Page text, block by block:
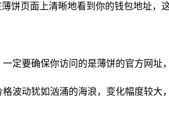
饼页面上清晰地看到你的钱包地址，
定要确保你访问的是薄饼的官方网
波动犹如汹涌的海浪，变化幅度较